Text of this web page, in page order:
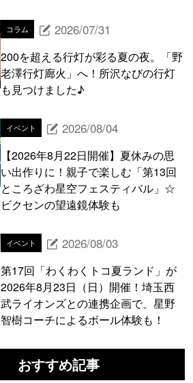
コラム 2026/07/31
200を超える行灯が彩る夏の夜。「野
老澤行灯廊火」へ！所沢なびの行灯
も見つけました♪
イベント 2026/08/04
【2026年8月22日開催】夏休みの思
い出作りに！親子で楽しむ「第13回
ところざわ星空フェスティバル」☆
ビクセンの望遠鏡体験も
イベント 2026/08/03
第17回「わくわくトコ夏ランド」が
2026年8月23日（日）開催！埼玉西
武ライオンズとの連携企画で、星野
智樹コーチによるボール体験も！
おすすめ記事